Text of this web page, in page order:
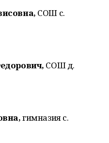
СОШ с.
СОШ д.
гимназия с.